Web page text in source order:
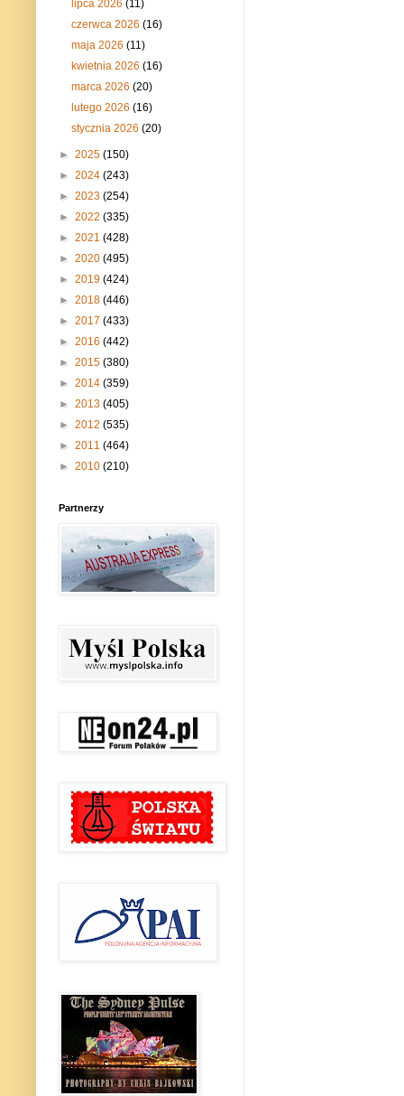
lipca 2026(11)
czerwca 2026(16)
maja 2026(11)
kwietnia 2026(16)
marca 2026(20)
lutego 2026(16)
stycznia 2026(20)
► 2025 (150)
► 2024 (243)
► 2023 (254)
► 2022 (335)
► 2021 (428)
► 2020 (495)
► 2019 (424)
► 2018 (446)
► 2017 (433)
► 2016 (442)
► 2015 (380)
► 2014 (359)
► 2013 (405)
► 2012 (535)
► 2011 (464)
► 2010 (210)
Partnerzy